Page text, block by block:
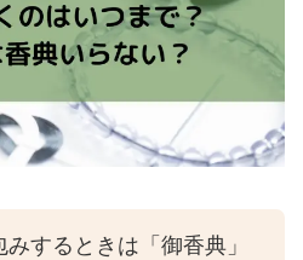
するときは「御香典」